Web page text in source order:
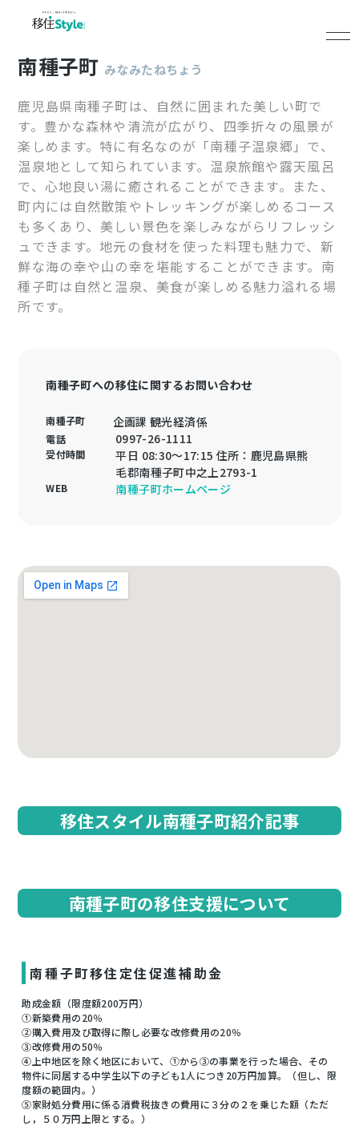
南種子町 みなみたねちょう
鹿児島県南種子町は、自然に囲まれた美しい町で
す。豊かな森林や清流が広がり、四季折々の風景が
楽しめます。特に有名なのが「南種子温泉郷」で、
温泉地として知られています。温泉旅館や露天風呂
で、心地良い湯に癒されることができます。また、
町内には自然散策やトレッキングが楽しめるコース
も多くあり、美しい景色を楽しみながらリフレッシ
ュできます。地元の食材を使った料理も魅力で、新
鮮な海の幸や山の幸を堪能することができます。南
種子町は自然と温泉、美食が楽しめる魅力溢れる場
所です。
南種子町への移住に関するお問い合わせ
南種子町 企画課 観光経済係
電話 0997-26-1111
受付時間
平日 08:30〜17:15 住所：鹿児島県熊
毛郡南種子町中之上2793-1
WEB 南種子町ホームページ
移住スタイル南種子町紹介記事
南種子町の移住支援について
南種子町移住定住促進補助金
助成金額（限度額200万円）
①新築費用の20％
②購入費用及び取得に際し必要な改修費用の20％
③改修費用の50％
④上中地区を除く地区において、①から③の事業を行った場合、その
物件に同居する中学生以下の子ども1人につき20万円加算。（但し、限
度額の範囲内。）
⑤家財処分費用に係る消費税抜きの費用に３分の２を乗じた額（ただ
し，５０万円上限とする。）